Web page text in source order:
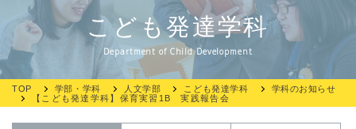
こども発達学科
Department of Child Development
TOP 学部・学科 人文学部 こども発達学科
学科のお知らせ
【こども発達学科】保育実習1B 実践報告会